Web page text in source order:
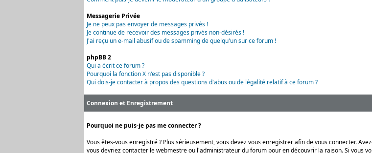
Messagerie Privée
Je ne peux pas envoyer de messages privés !
Je continue de recevoir des messages privés non-désirés !
J'ai reçu un e-mail abusif ou de spamming de quelqu'un sur ce forum !
phpBB 2
Qui a écrit ce forum ?
Pourquoi la fonction X n'est pas disponible ?
Qui dois-je contacter à propos des questions d'abus ou de légalité relatif à ce forum ?
Connexion et Enregistrement
Pourquoi ne puis-je pas me connecter ?
Vous êtes-vous enregistré ? Plus sérieusement, vous devez vous enregistrer afin de vous connecter.
vous devriez contacter le webmestre ou l'administrateur du forum pour en découvrir la raison. Si vous